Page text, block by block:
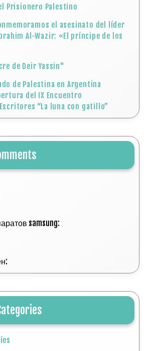
Prisionero Palestino
el asesinato del líder
Al-Wazir: «El príncipe de los
de Deir Yassin"
de Palestina en Argentina
del IX Encuentro
“La luna con gatillo”
samsung: